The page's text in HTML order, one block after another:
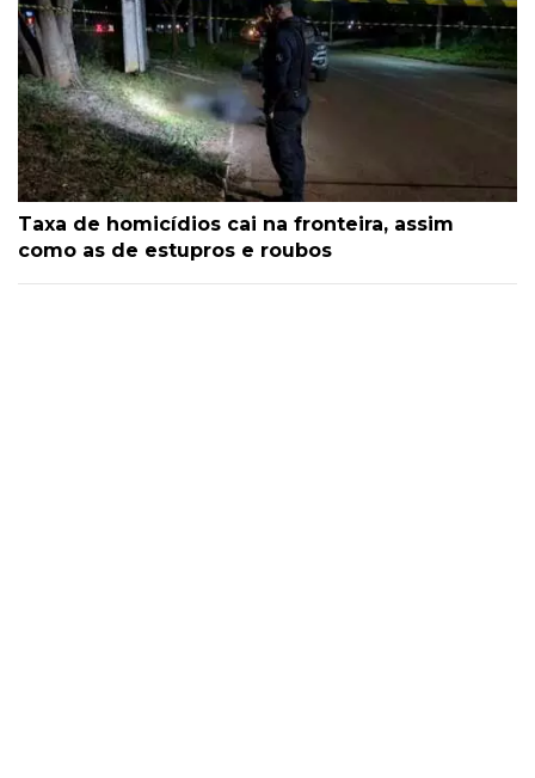
Taxa de homicídios cai na fronteira, assim
como as de estupros e roubos